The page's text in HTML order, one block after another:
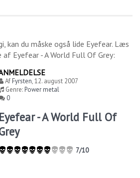
, kan du måske også lide Eyefear. Læs
af Eyefear - A World Full Of Grey:
AfFyrsten,12. august 2007
Genre:Power metal
0
Eyefear - A World Full Of
7/10